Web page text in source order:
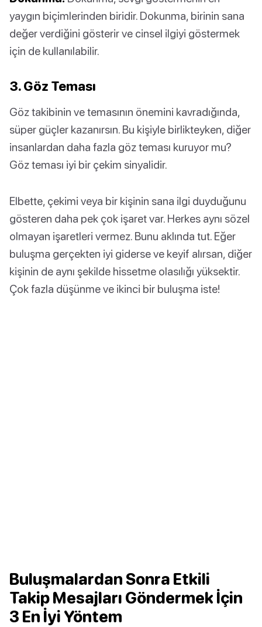
yaygın biçimlerinden biridir. Dokunma, birinin sana
değer verdiğini gösterir ve cinsel ilgiyi göstermek
için de kullanılabilir.
3. Göz Teması
Göz takibinin ve temasının önemini kavradığında,
süper güçler kazanırsın. Bu kişiyle birlikteyken, diğer
insanlardan daha fazla göz teması kuruyor mu?
Göz teması iyi bir çekim sinyalidir.
Elbette, çekimi veya bir kişinin sana ilgi duyduğunu
gösteren daha pek çok işaret var. Herkes aynı sözel
olmayan işaretleri vermez. Bunu aklında tut. Eğer
buluşma gerçekten iyi giderse ve keyif alırsan, diğer
kişinin de aynı şekilde hissetme olasılığı yüksektir.
Çok fazla düşünme ve ikinci bir buluşma iste!
Buluşmalardan Sonra Etkili
Takip Mesajları Göndermek İçin
3 En İyi Yöntem